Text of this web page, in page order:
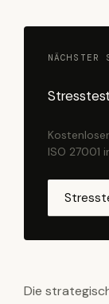
NÄCHSTER
ISO 27001
Die